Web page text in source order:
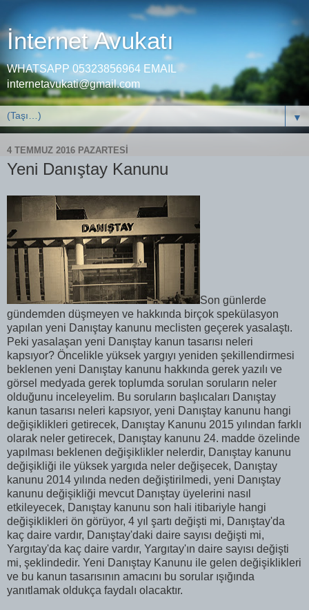
İnternet Avukatı
WHATSAPP 05323856964 EMAIL
internetavukati@gmail.com
▼
4 TEMMUZ 2016 PAZARTESI
Yeni Danıştay Kanunu
Son günlerde
gündemden düşmeyen ve hakkında birçok spekülasyon
yapılan yeni Danıştay kanunu meclisten geçerek yasalaştı.
Peki yasalaşan yeni Danıştay kanun tasarısı neleri
kapsıyor? Öncelikle yüksek yargıyı yeniden şekillendirmesi
beklenen yeni Danıştay kanunu hakkında gerek yazılı ve
görsel medyada gerek toplumda sorulan soruların neler
olduğunu inceleyelim. Bu soruların başlıcaları Danıştay
kanun tasarısı neleri kapsıyor, yeni Danıştay kanunu hangi
değişiklikleri getirecek, Danıştay Kanunu 2015 yılından farklı
olarak neler getirecek, Danıştay kanunu 24. madde özelinde
yapılması beklenen değişiklikler nelerdir, Danıştay kanunu
değişikliği ile yüksek yargıda neler değişecek, Danıştay
kanunu 2014 yılında neden değiştirilmedi, yeni Danıştay
kanunu değişikliği mevcut Danıştay üyelerini nasıl
etkileyecek, Danıştay kanunu son hali itibariyle hangi
değişiklikleri ön görüyor, 4 yıl şartı değişti mi, Danıştay'da
kaç daire vardır, Danıştay'daki daire sayısı değişti mi,
Yargıtay'da kaç daire vardır, Yargıtay'ın daire sayısı değişti
mi, şeklindedir. Yeni Danıştay Kanunu ile gelen değişiklikleri
ve bu kanun tasarısının amacını bu sorular ışığında
yanıtlamak oldukça faydalı olacaktır.